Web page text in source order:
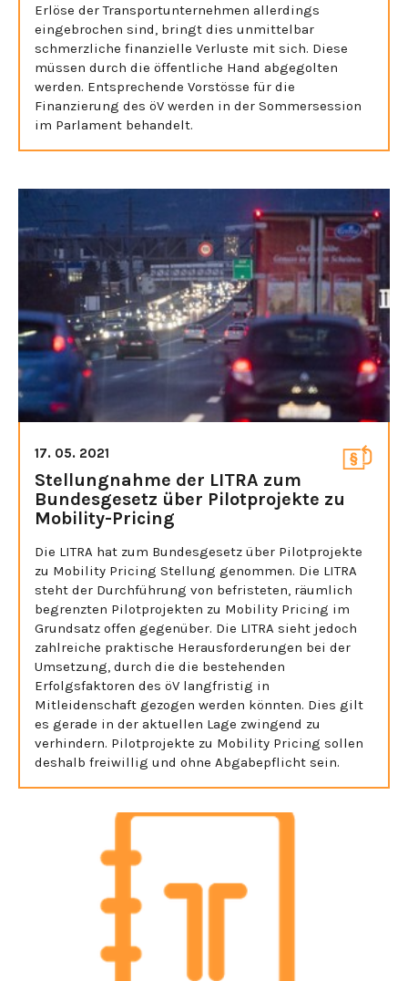
Erlöse der Transportunternehmen allerdings
eingebrochen sind, bringt dies unmittelbar
schmerzliche finanzielle Verluste mit sich. Diese
müssen durch die öffentliche Hand abgegolten
werden. Entsprechende Vorstösse für die
Finanzierung des öV werden in der Sommersession
im Parlament behandelt.
17. 05. 2021
Stellungnahme der LITRA zum
Bundesgesetz über Pilotprojekte zu
Mobility-Pricing
Die LITRA hat zum Bundesgesetz über Pilotprojekte
zu Mobility Pricing Stellung genommen. Die LITRA
steht der Durchführung von befristeten, räumlich
begrenzten Pilotprojekten zu Mobility Pricing im
Grundsatz offen gegenüber. Die LITRA sieht jedoch
zahlreiche praktische Herausforderungen bei der
Umsetzung, durch die die bestehenden
Erfolgsfaktoren des öV langfristig in
Mitleidenschaft gezogen werden könnten. Dies gilt
es gerade in der aktuellen Lage zwingend zu
verhindern. Pilotprojekte zu Mobility Pricing sollen
deshalb freiwillig und ohne Abgabepflicht sein.